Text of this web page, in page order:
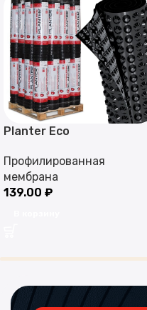
Planter Eco
Профилированная
мембрана
139.00 ₽